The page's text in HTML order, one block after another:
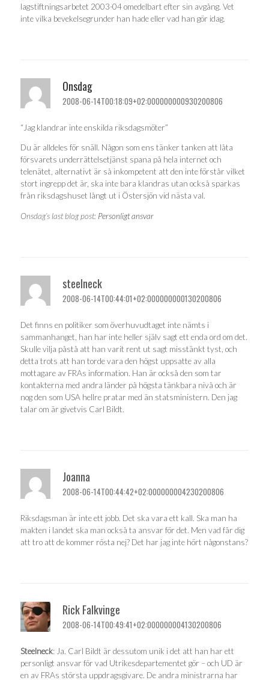
lagstiftningsarbetet 2003-04 omedelbart efter sin avgång. Vet
inte vilka bevekelsegrunder han hade eller vad han gör idag.
Onsdag
2008-06-14T00:18:09+02:000000000930200806
“Jag klandrar inte enskilda riksdagsmöter”
Du är alldeles för snäll. Någon som ens tänker tanken att låta
försvarets underrättelsetjänst spana på hela internet och
telenätet, alternativt är så inkompetent att den inte förstår vilket
stort ingrepp det är, ska inte bara klandras utan också sparkas
från riksdagshuset långt ut i Östersjön vid nästa val.
Onsdag’s last blog post: Personligt ansvar
steelneck
2008-06-14T00:44:01+02:000000000130200806
Det finns en politiker som överhuvudtaget inte nämts i
sammanhanget, han har inte heller själv sagt ett enda ord om det.
Skulle vilja påstå att han varit rent ut sagt misstänkt tyst, och
detta trots att han torde vara den högst uppsatte av alla
mottagare av FRAs information. Han är också den som tar
kontakterna med andra länder på högsta tänkbara nivå och är
nog den som USA hellre pratar med än statsministern. Den jag
talar om är givetvis Carl Bildt.
Joanna
2008-06-14T00:44:42+02:000000004230200806
Riksdagsman är inte ett jobb. Det ska vara ett kall. Ska man ha
makten i landet ska man också ta ansvar för det. Men vad får dig
att tro att de kommer rösta nej? Det har jag inte hört någonstans?
Rick Falkvinge
2008-06-14T00:49:41+02:000000004130200806
Steelneck: Ja. Carl Bildt är dessutom unik i det att han har ett
personligt ansvar för vad Utrikesdepartementet gör – och UD är
en av FRAs största uppdragsgivare. De andra ministrarna har